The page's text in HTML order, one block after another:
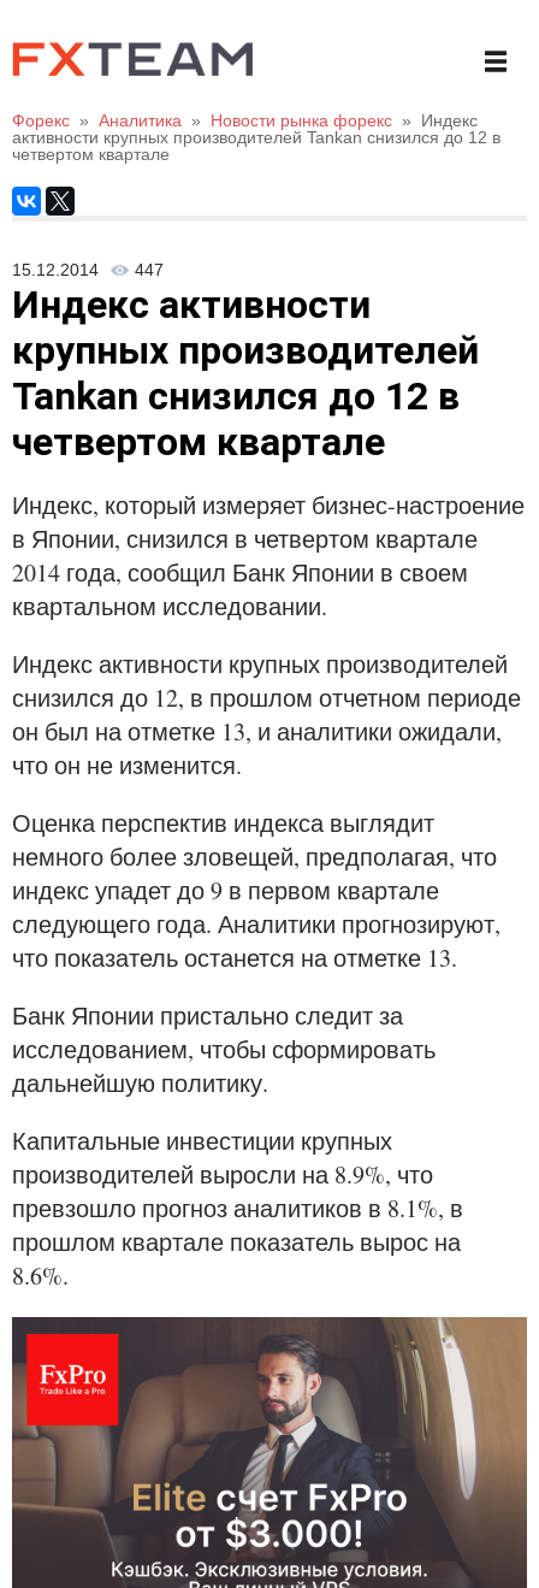
Форекс » Аналитика » Новости рынка форекс »
Индекс
активности крупных производителей Tankan снизился до 12 в
четвертом квартале
15.12.2014 447
Индекс активности
крупных производителей
Tankan снизился до 12 в
четвертом квартале
Индекс, который измеряет бизнес-настроение
в Японии, снизился в четвертом квартале
2014 года, сообщил Банк Японии в своем
квартальном исследовании.
Индекс активности крупных производителей
снизился до 12, в прошлом отчетном периоде
он был на отметке 13, и аналитики ожидали,
что он не изменится.
Оценка перспектив индекса выглядит
немного более зловещей, предполагая, что
индекс упадет до 9 в первом квартале
следующего года. Аналитики прогнозируют,
что показатель останется на отметке 13.
Банк Японии пристально следит за
исследованием, чтобы сформировать
дальнейшую политику.
Капитальные инвестиции крупных
производителей выросли на 8.9%, что
превзошло прогноз аналитиков в 8.1%, в
прошлом квартале показатель вырос на
8.6%.